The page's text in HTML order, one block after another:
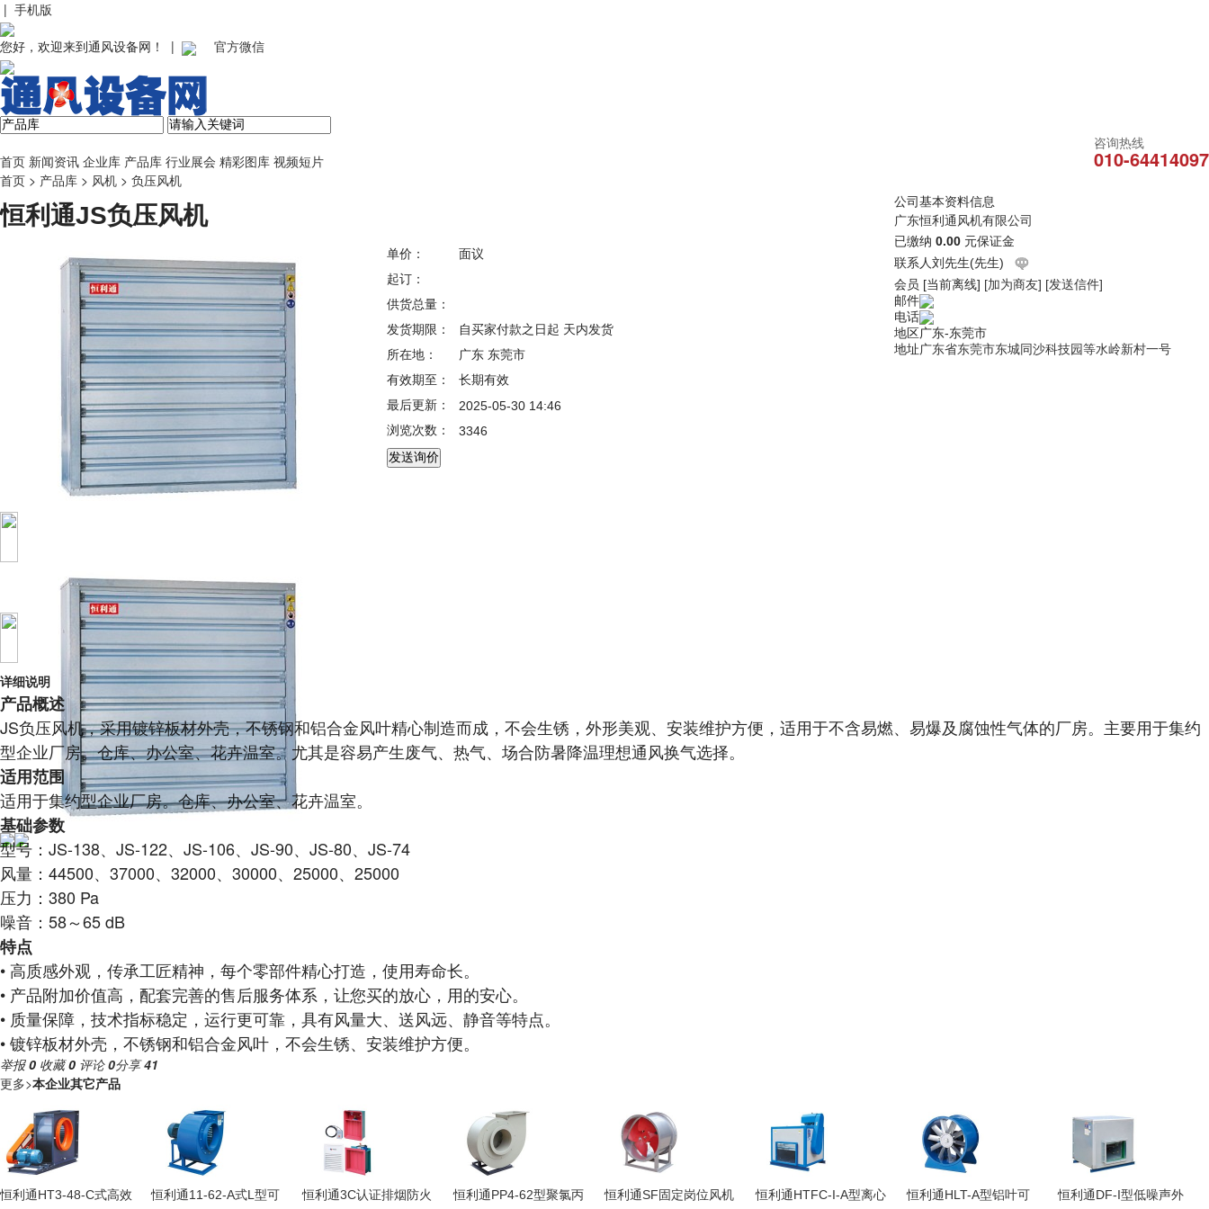
| 手机版
您好，欢迎来到通风设备网！ | 官方微信
咨询热线
010-64414097
首页 新闻资讯 企业库 产品库 行业展会 精彩图库 视频短片
首页 > 产品库 > 风机 > 负压风机
恒利通JS负压风机
单价：
面议
起订：
供货总量：
发货期限：
自买家付款之日起 天内发货
所在地：
广东 东莞市
有效期至：
长期有效
最后更新：
2025-05-30 14:46
浏览次数：
3346
公司基本资料信息
广东恒利通风机有限公司
已缴纳 0.00 元保证金
联系人刘先生(先生)
会员 [当前离线] [加为商友] [发送信件]
邮件
电话
地区广东-东莞市
地址广东省东莞市东城同沙科技园等水岭新村一号
详细说明
产品概述
JS负压风机，采用镀锌板材外壳，不锈钢和铝合金风叶精心制造而成，不会生锈，外形美观、安装维护方便，适用于不含易燃、易爆及腐蚀性气体的厂房。主要用于集约
型企业厂房。仓库、办公室、花卉温室。尤其是容易产生废气、热气、场合防暑降温理想通风换气选择。
适用范围
适用于集约型企业厂房。仓库、办公室、花卉温室。
基础参数
型号：JS-138、JS-122、JS-106、JS-90、JS-80、JS-74
风量：44500、37000、32000、30000、25000、25000
压力：380 Pa
噪音：58～65 dB
特点
• 高质感外观，传承工匠精神，每个零部件精心打造，使用寿命长。
• 产品附加价值高，配套完善的售后服务体系，让您买的放心，用的安心。
• 质量保障，技术指标稳定，运行更可靠，具有风量大、送风远、静音等特点。
• 镀锌板材外壳，不锈钢和铝合金风叶，不会生锈、安装维护方便。
举报0 收藏0 评论0分享41
更多>本企业其它产品
恒利通HT3-48-C式高效 恒利通11-62-A式L型可 恒利通3C认证排烟防火 恒利通PP4-62型聚氯丙 恒利通SF固定岗位风机 恒利通HTFC-I-A型离心 恒利通HLT-A型铝叶可 恒利通DF-I型低噪声外